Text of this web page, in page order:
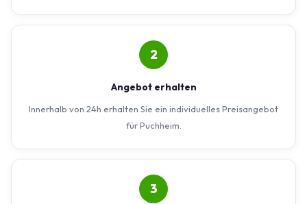
2
Angebot erhalten
Innerhalb von 24h erhalten Sie ein individuelles Preisangebot
für Puchheim.
3